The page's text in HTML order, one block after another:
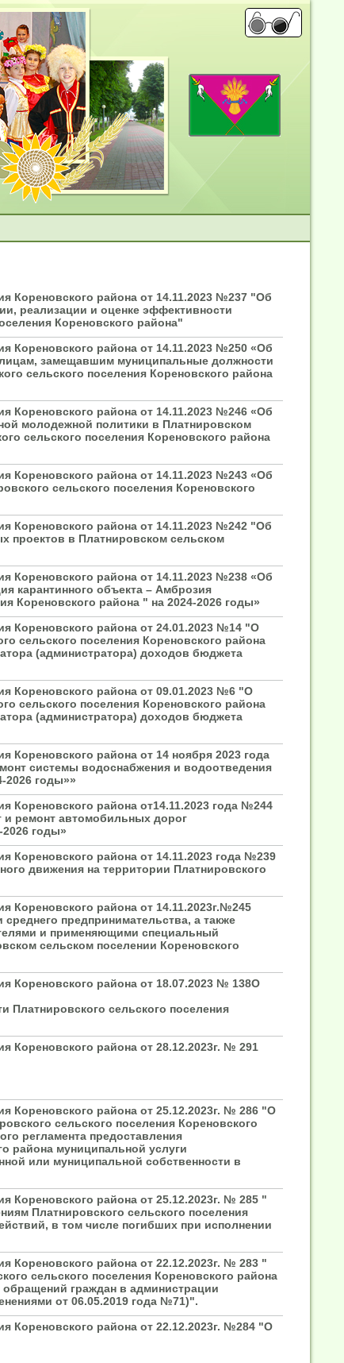
Кореновского района от 14.11.2023 №237 "Об
реализации и оценке эффективности
Кореновского района"
Кореновского района от 14.11.2023 №250 «Об
замещавшим муниципальные должности
сельского поселения Кореновского района
Кореновского района от 14.11.2023 №246 «Об
молодежной политики в Платнировском
сельского поселения Кореновского района
Кореновского района от 14.11.2023 №243 «Об
сельского поселения Кореновского
Кореновского района от 14.11.2023 №242 "Об
проектов в Платнировском сельском
Кореновского района от 14.11.2023 №238 «Об
карантинного объекта – Амброзия
Кореновского района " на 2024-2026 годы»
Кореновского района от 24.01.2023 №14 "О
сельского поселения Кореновского района
(администратора) доходов бюджета
Кореновского района от 09.01.2023 №6 "О
сельского поселения Кореновского района
(администратора) доходов бюджета
Кореновского района от 14 ноября 2023 года
системы водоснабжения и водоотведения
2026 годы»»
Кореновского района от14.11.2023 года №244
ремонт автомобильных дорог
2026 годы»
Кореновского района от 14.11.2023 года №239
движения на территории Платнировского
Кореновского района от 14.11.2023г.№245
предпринимательства, а также
и применяющими специальный
сельском поселении Кореновского
Кореновского района от 18.07.2023 № 138О
Платнировского сельского поселения
Кореновского района от 28.12.2023г. № 291
Кореновского района от 25.12.2023г. № 286 "О
сельского поселения Кореновского
регламента предоставления
района муниципальной услуги
или муниципальной собственности в
Кореновского района от 25.12.2023г. № 285 "
Платнировского сельского поселения
в том числе погибших при исполнении
Кореновского района от 22.12.2023г. № 283 "
сельского поселения Кореновского района
граждан в администрации
от 06.05.2019 года №71)".
Кореновского района от 22.12.2023г. №284 "О